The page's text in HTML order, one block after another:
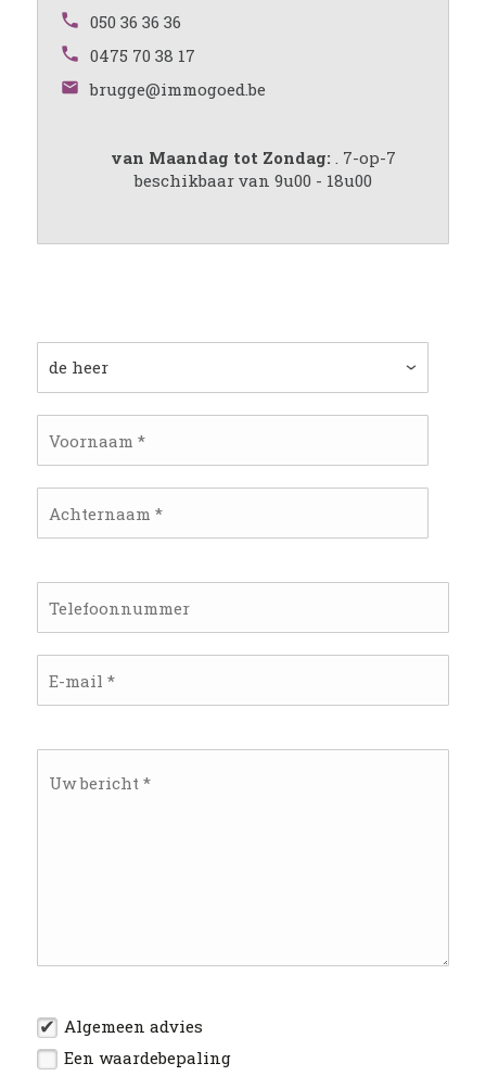
050 36 36 36
0475 70 38 17
brugge@immogoed.be
van Maandag tot Zondag: . 7-op-7
beschikbaar van 9u00 - 18u00
Algemeen advies
Een waardebepaling